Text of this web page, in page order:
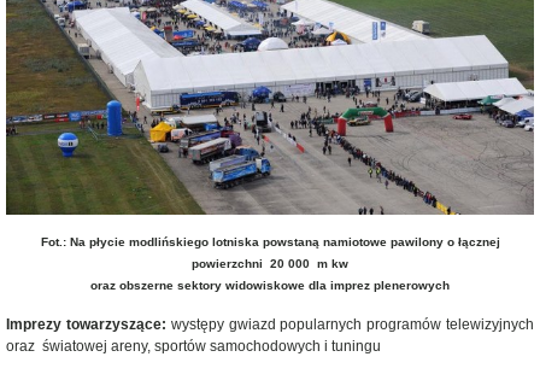
Fot.: Na płycie modlińskiego lotniska powstaną namiotowe pawilony o łącznej
powierzchni 20 000 m kw
oraz obszerne sektory widowiskowe dla imprez plenerowych
Imprezy towarzyszące: występy gwiazd popularnych programów telewizyjnych
oraz światowej areny, sportów samochodowych i tuningu